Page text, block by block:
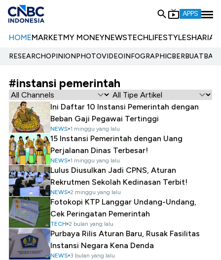
APPS
HOMEMARKETMY MONEYNEWSTECHLIFESTYLESHARIA
RESEARCHOPINIONPHOTOVIDEOINFOGRAPHIC
#instansi pemerintah
Ini Daftar 10 Instansi Pemerintah dengan
Beban Gaji Pegawai Tertinggi
NEWS 1 minggu yang lalu
15 Instansi Pemerintah dengan Uang
Perjalanan Dinas Terbesar!
NEWS 1 minggu yang lalu
Lulus Diusulkan Jadi CPNS, Aturan
Rekrutmen Sekolah Kedinasan Terbit!
NEWS 2 minggu yang lalu
Fotokopi KTP Langgar Undang-Undang,
Cek Peringatan Pemerintah
TECH 2 bulan yang lalu
Purbaya Rilis Aturan Baru, Rusak Fasilitas
Instansi Negara Kena Denda
NEWS 3 bulan yang lalu